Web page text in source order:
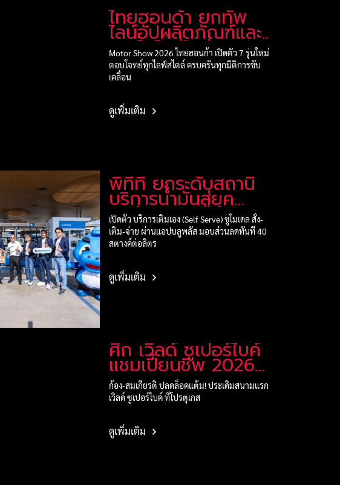
ไทยฮอนด้า ยกทัพ
ไลน์อัปผลิตภัณฑ์และ
เทคโนโลยีใหม่
Motor Show 2026 ไทยฮอนก้า เปิดตัว 7 รุ่นใหม่
ตอบโจทย์ทุกไลฟ์สไตล์ ครบครันทุกมิติการขับ
เคลื่อน
ดูเพิ่มเติม
พีทีที ยกระดับสถานี
บริการน้ำมันสู่ยุค
ดิจิทัล
เปิดตัว บริการเติมเอง (Self Serve) ชูโมเดล สั่ง-
เติม-จ่าย ผ่านแอปบลูพลัส มอบส่วนลดทันที 40
สตางค์ต่อลิตร
ดูเพิ่มเติม
ศึก เวิลด์ ซูเปอร์ไบค์
แชมเปี้ยนชิพ 2026
สนาม 2
ก้อง-สมเกียรติ ปลดล็อคแต้ม! ประเดิมสนามแรก
เวิลด์ ซูเปอร์ไบค์ ที่โปรตุเกส
ดูเพิ่มเติม